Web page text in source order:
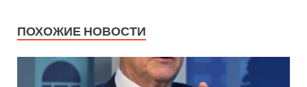
ПОХОЖИЕ НОВОСТИ